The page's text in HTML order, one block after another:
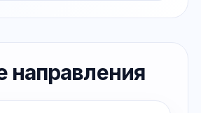
направления